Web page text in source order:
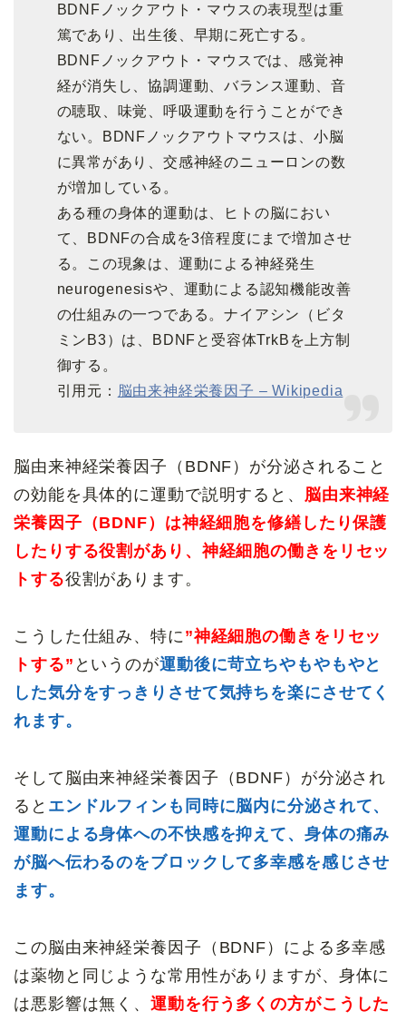
BDNFノックアウト・マウスの表現型は重
篤であり、出生後、早期に死亡する。
BDNFノックアウト・マウスでは、感覚神
経が消失し、協調運動、バランス運動、音
の聴取、味覚、呼吸運動を行うことができ
ない。BDNFノックアウトマウスは、小脳
に異常があり、交感神経のニューロンの数
が増加している。
ある種の身体的運動は、ヒトの脳におい
て、BDNFの合成を3倍程度にまで増加させ
る。この現象は、運動による神経発生
neurogenesisや、運動による認知機能改善
の仕組みの一つである。ナイアシン（ビタ
ミンB3）は、BDNFと受容体TrkBを上方制
御する。
引用元：
脳由来神経栄養因子 – Wikipedia
脳由来神経栄養因子（BDNF）が分泌されること
の効能を具体的に運動で説明すると、 脳由来神経
栄養因子（BDNF）は神経細胞を修繕したり保護
したりする役割があり、神経細胞の働きをリセッ
トする役割があります。
こうした仕組み、特に ”神経細胞の働きをリセッ
トする” というのが運動後に苛立ちやもやもやと
した気分をすっきりさせて気持ちを楽にさせてく
れます。
そして脳由来神経栄養因子（BDNF）が分泌され
ると エンドルフィンも同時に脳内に分泌されて、
運動による身体への不快感を抑えて、身体の痛み
が脳へ伝わるのをブロックして多幸感を感じさせ
ます。
この脳由来神経栄養因子（BDNF）による多幸感
は薬物と同じような常用性がありますが、身体に
は悪影響は無く、運動を行う多くの方がこうした